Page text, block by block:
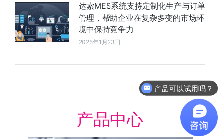
达索MES系统支持定制化生产与订单
管理，帮助企业在复杂多变的市场环
境中保持竞争力
2025年1月23日
产品中心
软件有折扣吗？